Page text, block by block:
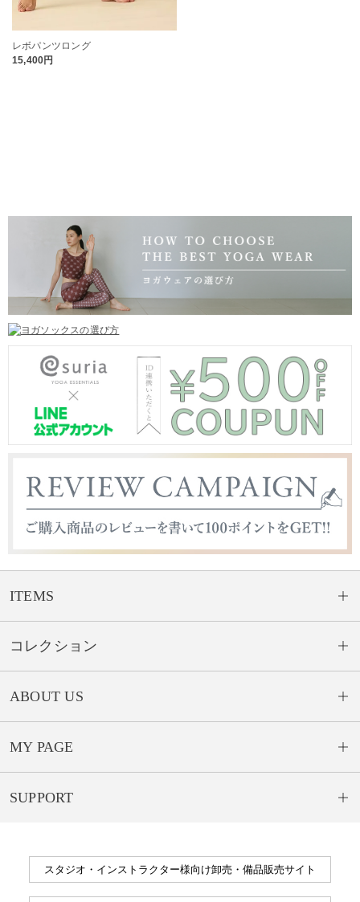
レボパンツロング
15,400円
ITEMS
コレクション
ABOUT US
MY PAGE
SUPPORT
スタジオ・インストラクター様向け卸売・備品販売サイト